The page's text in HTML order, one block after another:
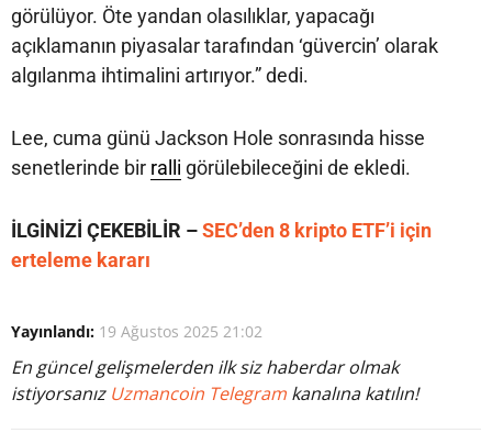
görülüyor. Öte yandan olasılıklar, yapacağı
açıklamanın piyasalar tarafından ‘güvercin’ olarak
algılanma ihtimalini artırıyor.” dedi.
Lee, cuma günü Jackson Hole sonrasında hisse
senetlerinde bir ralli görülebileceğini de ekledi.
İLGİNİZİ ÇEKEBİLİR –SEC’den 8 kripto ETF’i için
erteleme kararı
Yayınlandı: 19 Ağustos 2025 21:02
En güncel gelişmelerden ilk siz haberdar olmak
istiyorsanız Uzmancoin Telegram kanalına katılın!